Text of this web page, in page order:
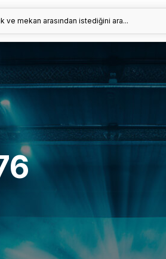
ve mekan arasından istediğini ara...